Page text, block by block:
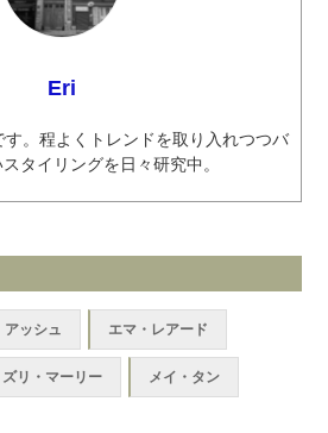
Eri
。程よくトレンドを取り入れつつバ
タイリングを日々研究中。
アッシュ エマ・レアード
ズリ・マーリー メイ・タン